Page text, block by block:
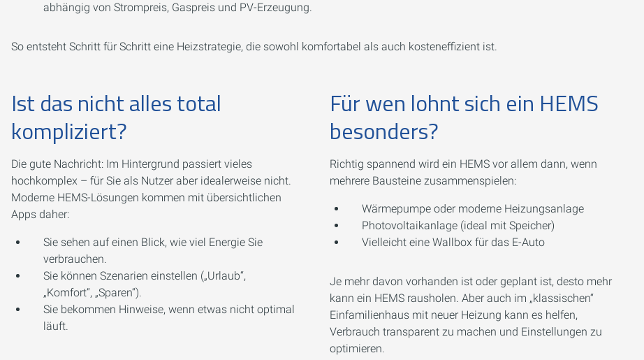
abhängig von Strompreis, Gaspreis und PV-Erzeugung.
So entsteht Schritt für Schritt eine Heizstrategie, die sowohl komfortabel als auch kosteneffizient ist.
Ist das nicht alles total
kompliziert?
Die gute Nachricht: Im Hintergrund passiert vieles
hochkomplex – für Sie als Nutzer aber idealerweise nicht.
Moderne HEMS-Lösungen kommen mit übersichtlichen
Apps daher:
Sie sehen auf einen Blick, wie viel Energie Sie
verbrauchen.
Sie können Szenarien einstellen („Urlaub“,
„Komfort“, „Sparen“).
Sie bekommen Hinweise, wenn etwas nicht optimal
läuft.
Für wen lohnt sich ein HEMS
besonders?
Richtig spannend wird ein HEMS vor allem dann, wenn
mehrere Bausteine zusammenspielen:
Wärmepumpe oder moderne Heizungsanlage
Photovoltaikanlage (ideal mit Speicher)
Vielleicht eine Wallbox für das E-Auto
Je mehr davon vorhanden ist oder geplant ist, desto mehr
kann ein HEMS rausholen. Aber auch im „klassischen“
Einfamilienhaus mit neuer Heizung kann es helfen,
Verbrauch transparent zu machen und Einstellungen zu
optimieren.